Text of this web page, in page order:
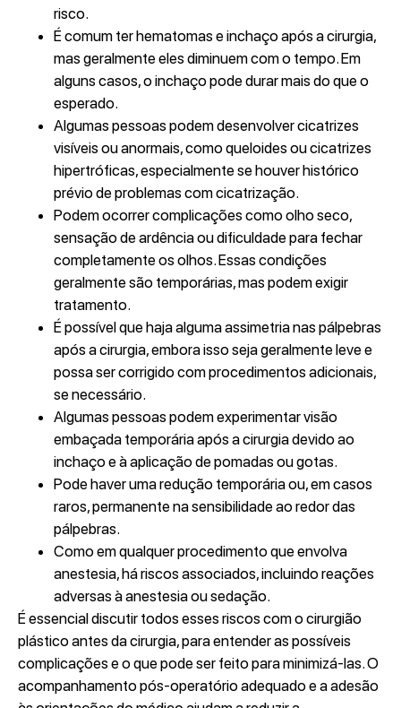
risco.
É comum ter hematomas e inchaço após a cirurgia,
mas geralmente eles diminuem com o tempo. Em
alguns casos, o inchaço pode durar mais do que o
esperado.
Algumas pessoas podem desenvolver cicatrizes
visíveis ou anormais, como queloides ou cicatrizes
hipertróficas, especialmente se houver histórico
prévio de problemas com cicatrização.
Podem ocorrer complicações como olho seco,
sensação de ardência ou dificuldade para fechar
completamente os olhos. Essas condições
geralmente são temporárias, mas podem exigir
tratamento.
É possível que haja alguma assimetria nas pálpebras
após a cirurgia, embora isso seja geralmente leve e
possa ser corrigido com procedimentos adicionais,
se necessário.
Algumas pessoas podem experimentar visão
embaçada temporária após a cirurgia devido ao
inchaço e à aplicação de pomadas ou gotas.
Pode haver uma redução temporária ou, em casos
raros, permanente na sensibilidade ao redor das
pálpebras.
Como em qualquer procedimento que envolva
anestesia, há riscos associados, incluindo reações
adversas à anestesia ou sedação.
É essencial discutir todos esses riscos com o cirurgião
plástico antes da cirurgia, para entender as possíveis
complicações e o que pode ser feito para minimizá-las. O
acompanhamento pós-operatório adequado e a adesão